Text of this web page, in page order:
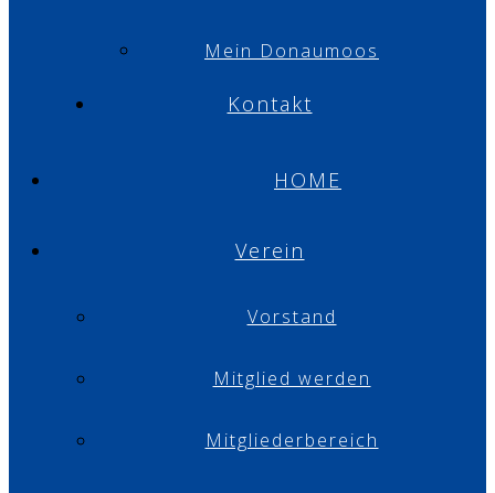
Mein Donaumoos
Kontakt
HOME
Verein
Vorstand
Mitglied werden
Mitgliederbereich